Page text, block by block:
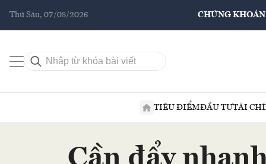
Thứ Sáu, 07/08/2026 CHỨNG KHOÁN
TIÊU ĐIỂMĐẦU TƯTÀI